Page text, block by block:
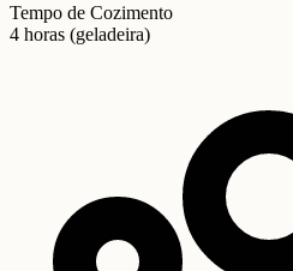
Tempo de Cozimento
4 horas (geladeira)